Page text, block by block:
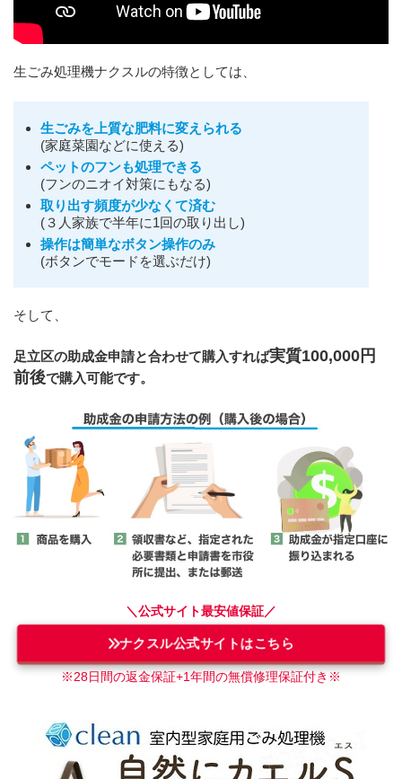
生ごみ処理機ナクスルの特徴としては、
生ごみを上質な肥料に変えられる
(家庭菜園などに使える)
ペットのフンも処理できる
(フンのニオイ対策にもなる)
取り出す頻度が少なくて済む
(３人家族で半年に1回の取り出し)
操作は簡単なボタン操作のみ
(ボタンでモードを選ぶだけ)
そして、
足立区の助成金申請と合わせて購入すれば実質100,000円
前後で購入可能です。
＼公式サイト最安値保証／
ナクスル公式サイトはこちら
※28日間の返金保証+1年間の無償修理保証付き ※